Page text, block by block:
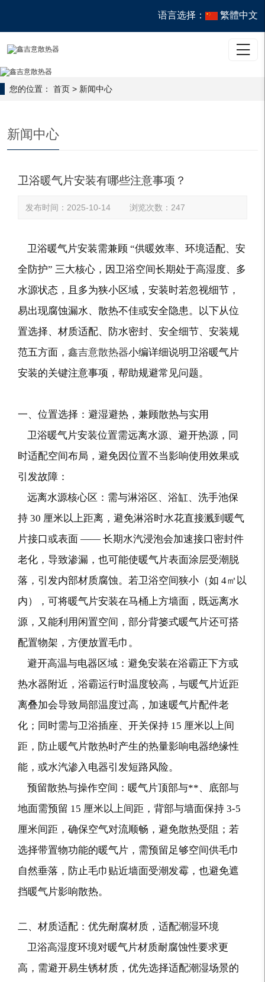
语言选择： 繁體中文

您的位置： 首页 > 新闻中心
新闻中心
卫浴暖气片安装有哪些注意事项？
发布时间：2025-10-14 浏览次数：247
卫浴暖气片安装需兼顾 “供暖效率、环境适配、安
全防护” 三大核心，因卫浴空间长期处于高湿度、多
水源状态，且多为狭小区域，安装时若忽视细节，
易出现腐蚀漏水、散热不佳或安全隐患。以下从位
置选择、材质适配、防水密封、安全细节、安装规
范五方面， 鑫吉意散热器小编详细说明卫浴暖气片
安装的关键注意事项，帮助规避常见问题。
一、位置选择：避湿避热，兼顾散热与实用
卫浴暖气片安装位置需远离水源、避开热源，同
时适配空间布局，避免因位置不当影响使用效果或
引发故障：
远离水源核心区：需与淋浴区、浴缸、洗手池保
持 30 厘米以上距离，避免淋浴时水花直接溅到暖气
片接口或表面 —— 长期水汽浸泡会加速接口密封件
老化，导致渗漏，也可能使暖气片表面涂层受潮脱
落，引发内部材质腐蚀。若卫浴空间狭小（如 4㎡以
内），可将暖气片安装在马桶上方墙面，既远离水
源，又能利用闲置空间，部分背篓式暖气片还可搭
配置物架，方便放置毛巾。
避开高温与电器区域：避免安装在浴霸正下方或
热水器附近，浴霸运行时温度较高，与暖气片近距
离叠加会导致局部温度过高，加速暖气片配件老
化；同时需与卫浴插座、开关保持 15 厘米以上间
距，防止暖气片散热时产生的热量影响电器绝缘性
能，或水汽渗入电器引发短路风险。
预留散热与操作空间：暖气片顶部与**、底部与
地面需预留 15 厘米以上间距，背部与墙面保持 3-5
厘米间距，确保空气对流顺畅，避免散热受阻；若
选择带置物功能的暖气片，需预留足够空间供毛巾
自然垂落，防止毛巾贴近墙面受潮发霉，也避免遮
挡暖气片影响散热。
二、材质适配：优先耐腐材质，适配潮湿环境
卫浴高湿度环境对暖气片材质耐腐蚀性要求更
高，需避开易生锈材质，优先选择适配潮湿场景的